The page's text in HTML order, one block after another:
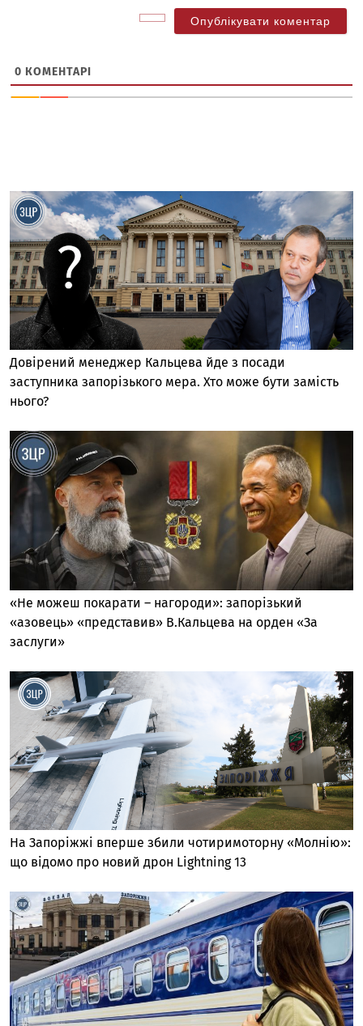
0 КОМЕНТАРІ
Довірений менеджер Кальцева йде з посади
заступника запорізького мера. Хто може бути замість
нього?
«Не можеш покарати – нагороди»: запорізький
«азовець» «представив» В.Кальцева на орден «За
заслуги»
На Запоріжжі вперше збили чотиримоторну «Молнію»:
що відомо про новий дрон Lightning 13